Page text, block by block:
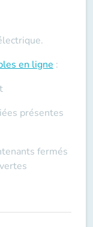
en ligne :
présentes
fermés